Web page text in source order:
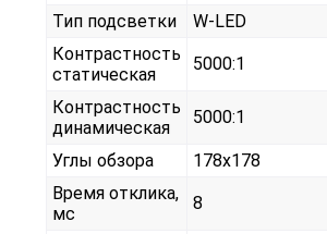
Тип подсветки
W-LED
Контрастность
статическая
5000:1
Контрастность
динамическая
5000:1
Углы обзора
178x178
Время отклика,
мс
8